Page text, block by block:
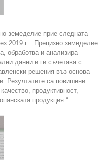
земеделие прие следната
2019 г.: „Прецизно земеделие
обработва и анализира
данни и ги съчетава с
решения въз основа
Резултатите са повишени
продуктивност,
продукция.“